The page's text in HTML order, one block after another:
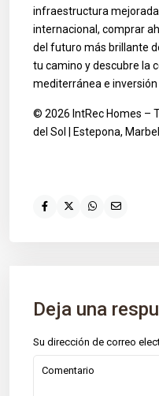
infraestructura
internacional, comprar
del futuro más brillante
tu camino y descubre la
mediterránea e inversión
© 2026 IntRec Homes –
del Sol | Estepona,
Deja una
Su dirección de correo